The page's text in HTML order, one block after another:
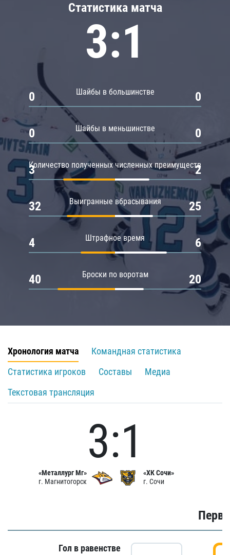
Статистика матча
3:1
Шайбы в большинстве
0 0
Шайбы в меньшинстве
0 0
Количество полученных численных преимуществ
3 2
Выигранные вбрасывания
32 25
Штрафное время
4 6
Броски по воротам
40 20
Хронология матча
Командная статистика
Статистика игроков
Составы
Медиа
Текстовая трансляция
«Металлург Мг»
г. Магнитогорск
3:1
«ХК Сочи»
г. Сочи
Гол в равенстве